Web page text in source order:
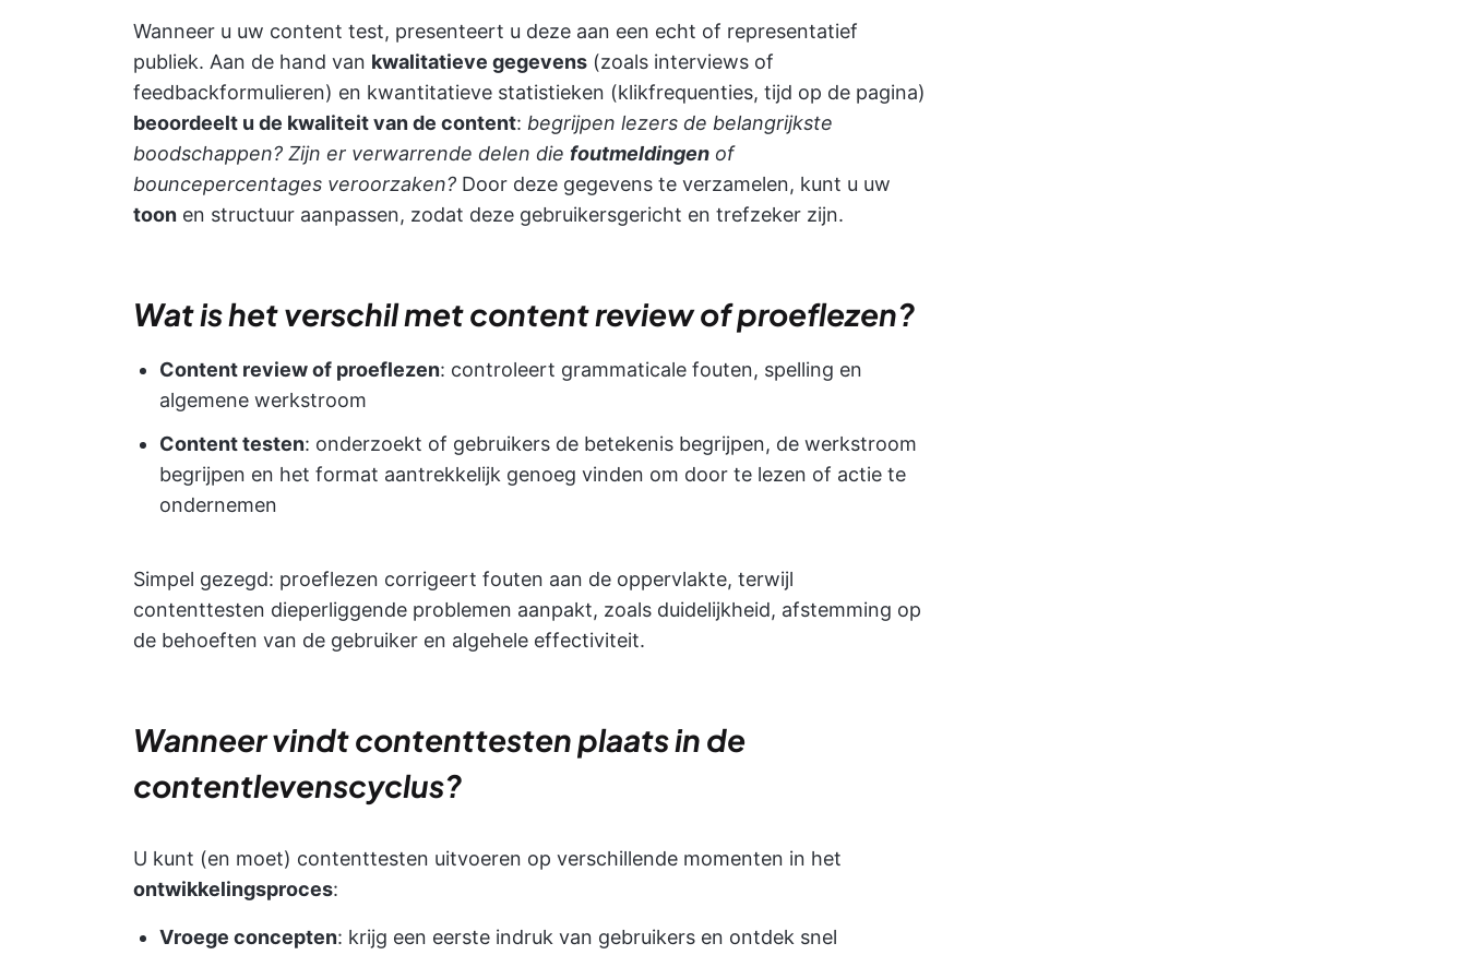
Wanneer u uw content test, presenteert u deze aan een echt of representatief
publiek. Aan de hand van kwalitatieve gegevens (zoals interviews of
feedbackformulieren) en kwantitatieve statistieken (klikfrequenties, tijd op de pagina)
beoordeelt u de kwaliteit van de content: begrijpen lezers de belangrijkste
boodschappen? Zijn er verwarrende delen die foutmeldingen of
bouncepercentages veroorzaken? Door deze gegevens te verzamelen, kunt u uw
toon en structuur aanpassen, zodat deze gebruikersgericht en trefzeker zijn.
Wat is het verschil met content review of proeflezen?
Content review of proeflezen: controleert grammaticale fouten, spelling en
algemene werkstroom
Content testen: onderzoekt of gebruikers de betekenis begrijpen, de werkstroom
begrijpen en het format aantrekkelijk genoeg vinden om door te lezen of actie te
ondernemen
Simpel gezegd: proeflezen corrigeert fouten aan de oppervlakte, terwijl
contenttesten dieperliggende problemen aanpakt, zoals duidelijkheid, afstemming op
de behoeften van de gebruiker en algehele effectiviteit.
Wanneer vindt contenttesten plaats in de
contentlevenscyclus?
U kunt (en moet) contenttesten uitvoeren op verschillende momenten in het
ontwikkelingsproces:
Vroege concepten: krijg een eerste indruk van gebruikers en ontdek snel